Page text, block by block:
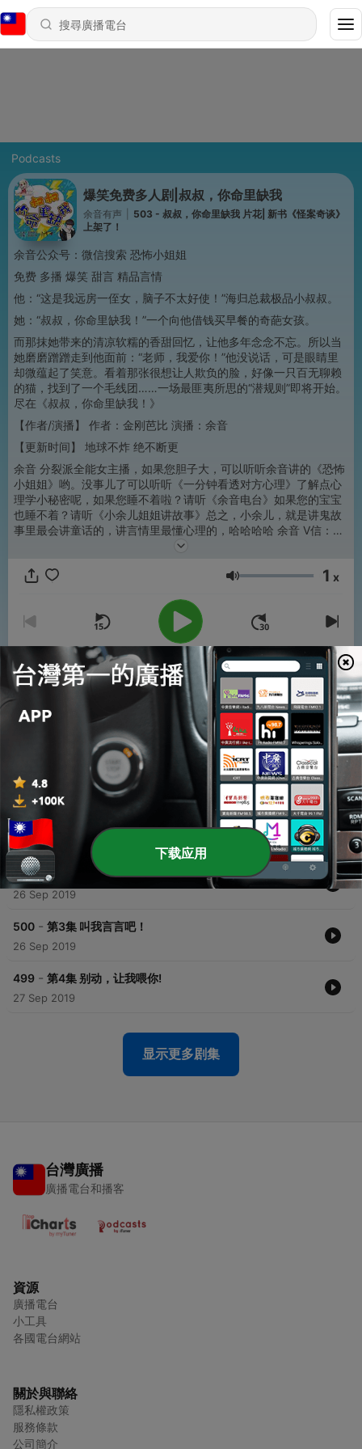
Podcasts
爆笑免费多人剧|叔叔，你命里缺我
余音有声
503 - 叔叔，你命里缺我 片花| 新书《怪案奇谈》
上架了！
余音公众号：微信搜索 恐怖小姐姐
免费 多播 爆笑 甜言 精品言情
他：“这是我远房一侄女，脑子不太好使！”海归总裁极品小叔叔。
她：“叔叔，你命里缺我！”一个向他借钱买早餐的奇葩女孩。
而那抹她带来的清凉软糯的香甜回忆，让他多年念念不忘。所以当
她磨磨蹭蹭走到他面前：“老师，我爱你！”他没说话，可是眼睛里
却微蕴起了笑意。看着那张很想让人欺负的脸，好像一只百无聊赖
的猫，找到了一个毛线团……一场最匪夷所思的“潜规则”即将开始。
尽在《叔叔，你命里缺我！》
【作者/演播】 作者：金刚芭比 演播：余音
【更新时间】 地球不炸 绝不断更
余音 分裂派全能女主播，如果您胆子大，可以听听余音讲的《恐怖
小姐姐》哟。 没事儿了可以听听《一分钟看透对方心理》了解点心
理学小秘密呢， 如果您睡不着啦？请听《余音电台》如果您的宝宝
也睡不着？请听《小余儿姐姐讲故事》总之，小余儿，就是讲鬼故
事里最会讲童话的，讲言情里最懂心理的，哈哈哈哈 余音 V信：
yyfm1004 Q群:935505849 欢迎打扰 喵~
音量 1 x
00:00
單集
叔叔，你命里缺我 片花| 新书《怪案奇谈》上架了！
26 Sep 2019
502
第1集 老师，我爱你！| 新书《北漂小姐》上架，欢迎
订阅收听！
26 Sep 2019
501 - 第2集 那我们交往吧！
26 Sep 2019
500 - 第3集 叫我言言吧！
26 Sep 2019
499 - 第4集 别动，让我喂你!
27 Sep 2019
显示更多剧集
台灣廣播
廣播電台和播客
資源
廣播電台
小工具
各國電台網站
關於與聯絡
隱私權政策
服務條款
公司簡介
下载应用